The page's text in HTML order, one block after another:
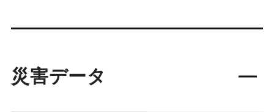
災害データ